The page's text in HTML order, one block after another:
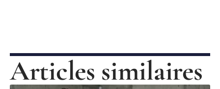
Articles similaires